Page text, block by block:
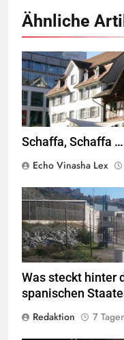
Ähnliche
Rotes Haus, Dornbirn,
Schaffa, Schaffa
Echo Vinasha Lex
Valla de la
Was steckt hinter
spanischen
Redaktion
7